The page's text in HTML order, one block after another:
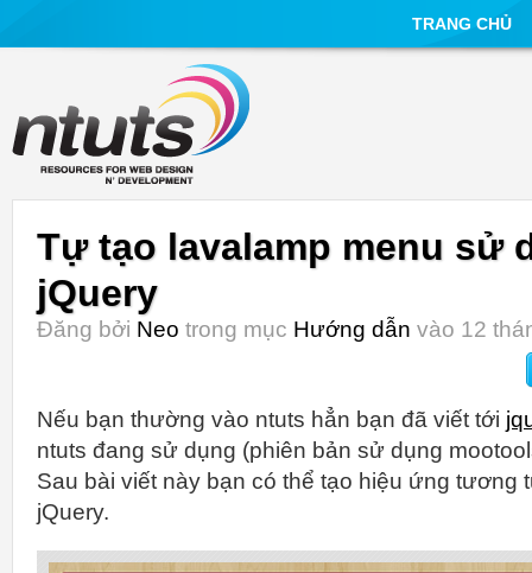
TRANG CHỦ
Tự tạo lavalamp menu sử
jQuery
Đăng bởi Neo trong mục Hướng dẫn vào 12
Nếu bạn thường vào ntuts hẳn bạn đã viết tới
ntuts đang sử dụng (phiên bản sử dụng
Sau bài viết này bạn có thể tạo hiệu ứng tương
jQuery.